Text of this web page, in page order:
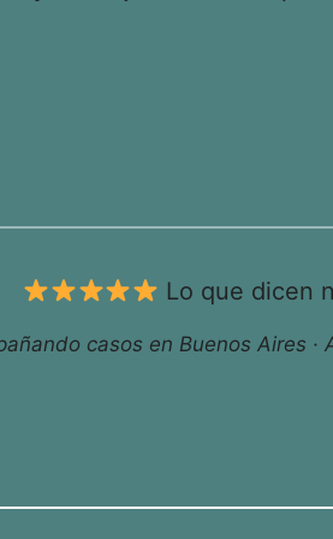
Lo que dicen
casos en Buenos Aires